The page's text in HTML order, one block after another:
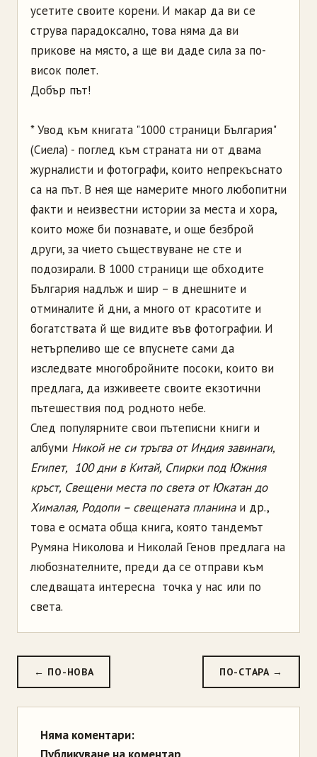
усетите своите корени. И макар да ви се
струва парадоксално, това няма да ви
прикове на място, а ще ви даде сила за по-
висок полет.
Добър път!
* Увод към книгата "1000 страници България"
(Сиела) - поглед към страната ни от двама
журналисти и фотографи, които непрекъснато
са на път. В нея ще намерите много любопитни
факти и неизвестни истории за места и хора,
които може би познавате, и още безброй
други, за чието съществуване не сте и
подозирали. В 1000 страници ще обходите
България надлъж и шир – в днешните и
отминалите й дни, а много от красотите и
богатствата й ще видите във фотографии. И
нетърпеливо ще се впуснете сами да
изследвате многобройните посоки, които ви
предлага, да изживеете своите екзотични
пътешествия под родното небе.
След популярните свои пътеписни книги и
албуми Никой не си тръгва от Индия завинаги,
Египет, 100 дни в Китай, Спирки под Южния
кръст, Свещени места по света от Юкатан до
Хималая, Родопи – свещената планинаи др.,
това е осмата обща книга, която тандемът
Румяна Николова и Николай Генов предлага на
любознателните, преди да се отправи към
следващата интересна точка у нас или по
света.
← ПО-НОВА ПО-СТАРА →
Няма коментари:
Публикуване на коментар